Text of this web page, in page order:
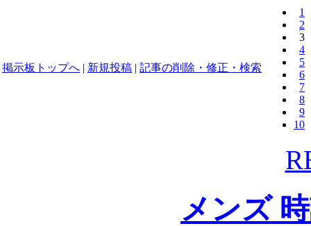
掲示板トップへ | 新規投稿 | 記事の削除・修正・検索
1
2
3
4
5
6
7
8
9
10
メンズ